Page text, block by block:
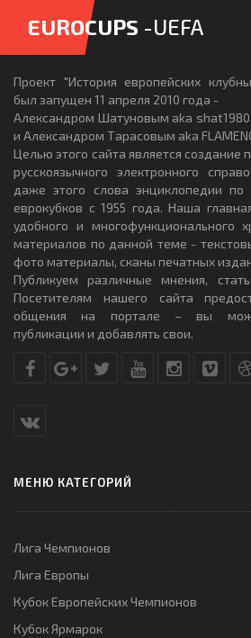
EUROCUPS -UEFA
Проект "История европейских
был запущен 11 апреля 2010 года -
Александром Шатуновым aka
и Александром Тарасовым aka
Целью этого сайта является создание
русскоязычного электронного
даже этого слова энциклопедии по
еврокубков с 1955 года. Наша
удобного и многофункционального
материалов по данной теме -
фото материалы, сканы печатных
Публикуем различные мнения,
Посетителям нашего сайта
общения на портале – вы
публикации и добавлять свои.
МЕНЮ КАТЕГОРИЙ
Лига Чемпионов
Лига Европы
Кубок Европейских Чемпионов
Кубок Ярмарок